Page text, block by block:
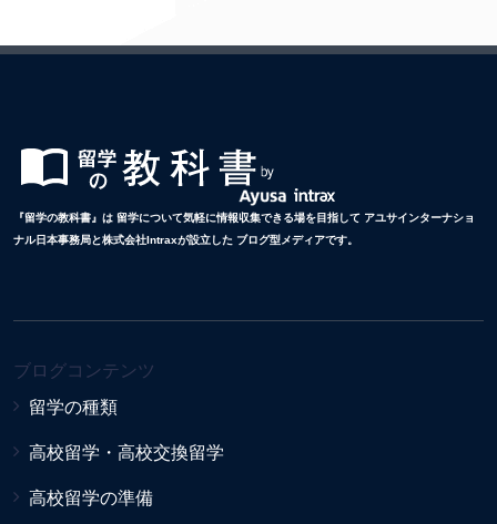
『留学の教科書』は 留学について気軽に情報収集できる場を目指して アユサインターナショ
ナル日本事務局と株式会社Intraxが設立した ブログ型メディアです。
ブログコンテンツ
留学の種類
高校留学・高校交換留学
高校留学の準備